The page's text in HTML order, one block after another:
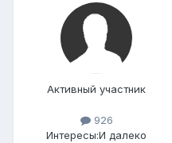
Активный участник
926
Интересы:И далеко